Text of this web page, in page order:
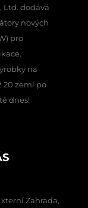
Ltd. dodává
nových
pro
na
20 zemí po
dnes!
Zahrada,